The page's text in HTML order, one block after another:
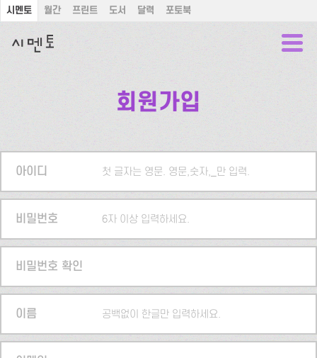
시멘토 월간 프린트 도서 달력 포토북
회원가입
아이디 첫 글자는 영문. 영문,숫자,_만 입력.
비밀번호 6자 이상 입력하세요.
비밀번호 확인
이름 공백없이 한글만 입력하세요.